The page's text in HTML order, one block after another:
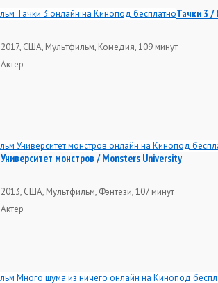
Тачки 3 /
2017, США, Мультфильм, Комедия, 109 минут
Актер
Университет монстров / Monsters University
2013, США, Мультфильм, Фэнтези, 107 минут
Актер